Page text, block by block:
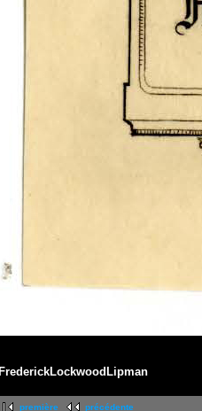
FrederickLockwoodLipman
première précédente